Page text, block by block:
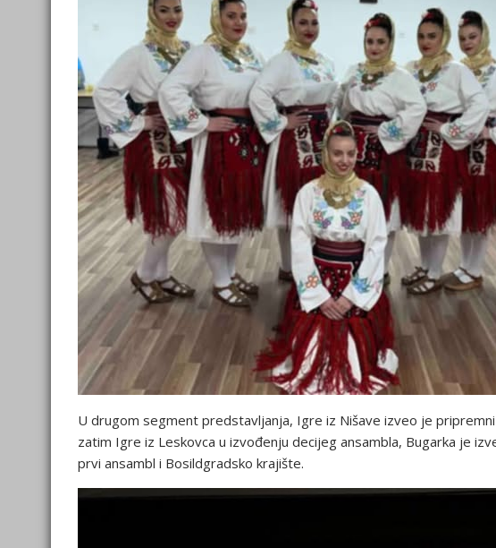
U drugom segment predstavljanja, Igre iz Nišave izveo je
zatim Igre iz Leskovca u izvođenju decijeg ansambla, Bugarka je
prvi ansambl i Bosildgradsko krajište.